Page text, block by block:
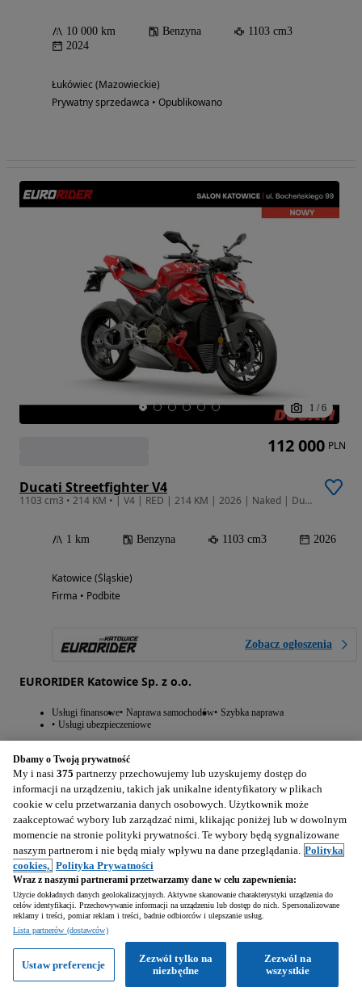
10 000 km Benzyna
1103 cm3
2024
Łukówiec (Mazowieckie)
Prywatny sprzedawca • Opublikowano
1 / 6
Ducati Streetfighter V4
1103 cm3 • 214 KM • | V4 | RED | 214 KM | 2026 | Naked | Ducati Katowice
1 km Benzyna 1103 cm3 2026
Katowice (Śląskie)
Firma • Podbite
Zobacz ogłoszenia
EURORIDER Katowice Sp. z o.o.
Usługi finansowe Naprawa samochodów Szybka naprawa
Usługi ubezpieczeniowe
112 000 PLN
Dbamy o Twoją prywatność
My i nasi 375 partnerzy przechowujemy lub uzyskujemy dostęp do
informacji na urządzeniu, takich jak unikalne identyfikatory w plikach
cookie w celu przetwarzania danych osobowych. Użytkownik może
zaakceptować wybory lub zarządzać nimi, klikając poniżej lub w dowolnym
momencie na stronie polityki prywatności. Te wybory będą sygnalizowane
naszym partnerom i nie będą miały wpływu na dane przeglądania. Polityka
cookies, Polityka Prywatności
Wraz z naszymi partnerami przetwarzamy dane w celu zapewnienia:
Użycie dokładnych danych geolokalizacyjnych. Aktywne skanowanie charakterystyki urządzenia do
celów identyfikacji. Przechowywanie informacji na urządzeniu lub dostęp do nich. Spersonalizowane
reklamy i treści, pomiar reklam i treści, badnie odbiorców i ulepszanie usług.
Lista partnerów (dostawców)
Zezwól na
wszystkie
Zezwól tylko na
niezbędne
Ustaw preferencje